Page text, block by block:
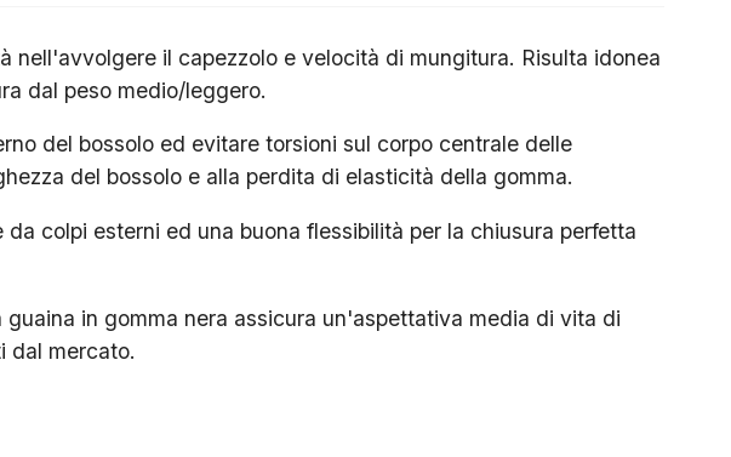
nell'avvolgere il capezzolo e velocità di mungitura. Risulta idonea
dal peso medio/leggero.
del bossolo ed evitare torsioni sul corpo centrale delle
del bossolo e alla perdita di elasticità della gomma.
colpi esterni ed una buona flessibilità per la chiusura perfetta
in gomma nera assicura un'aspettativa media di vita di
dal mercato.